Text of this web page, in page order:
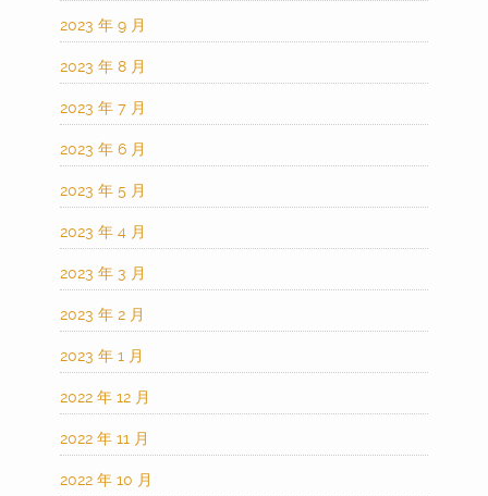
2023 年 9 月
2023 年 8 月
2023 年 7 月
2023 年 6 月
2023 年 5 月
2023 年 4 月
2023 年 3 月
2023 年 2 月
2023 年 1 月
2022 年 12 月
2022 年 11 月
2022 年 10 月